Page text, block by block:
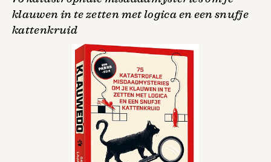
klauwen in te zetten met logica en een snufje
kattenkruid